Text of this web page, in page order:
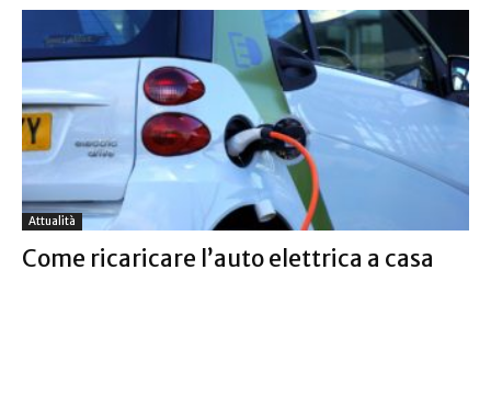
Attualità
Come ricaricare l’auto elettrica a casa